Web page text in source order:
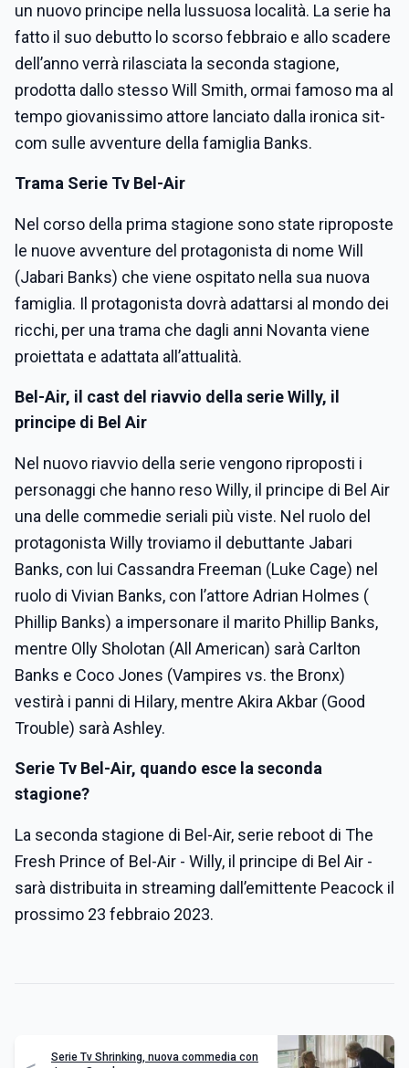
un nuovo principe nella lussuosa località. La serie ha
fatto il suo debutto lo scorso febbraio e allo scadere
dell’anno verrà rilasciata la seconda stagione,
prodotta dallo stesso Will Smith, ormai famoso ma al
tempo giovanissimo attore lanciato dalla ironica sit-
com sulle avventure della famiglia Banks.
Trama Serie Tv Bel-Air
Nel corso della prima stagione sono state riproposte
le nuove avventure del protagonista di nome Will
(Jabari Banks) che viene ospitato nella sua nuova
famiglia. Il protagonista dovrà adattarsi al mondo dei
ricchi, per una trama che dagli anni Novanta viene
proiettata e adattata all’attualità.
Bel-Air, il cast del riavvio della serie Willy, il
principe di Bel Air
Nel nuovo riavvio della serie vengono riproposti i
personaggi che hanno reso Willy, il principe di Bel Air
una delle commedie seriali più viste. Nel ruolo del
protagonista Willy troviamo il debuttante Jabari
Banks, con lui Cassandra Freeman (Luke Cage) nel
ruolo di Vivian Banks, con l’attore Adrian Holmes (
Phillip Banks) a impersonare il marito Phillip Banks,
mentre Olly Sholotan (All American) sarà Carlton
Banks e Coco Jones (Vampires vs. the Bronx)
vestirà i panni di Hilary, mentre Akira Akbar (Good
Trouble) sarà Ashley.
Serie Tv Bel-Air, quando esce la seconda
stagione?
La seconda stagione di Bel-Air, serie reboot di The
Fresh Prince of Bel-Air - Willy, il principe di Bel Air -
sarà distribuita in streaming dall’emittente Peacock il
prossimo 23 febbraio 2023.
Serie Tv Shrinking, nuova commedia con